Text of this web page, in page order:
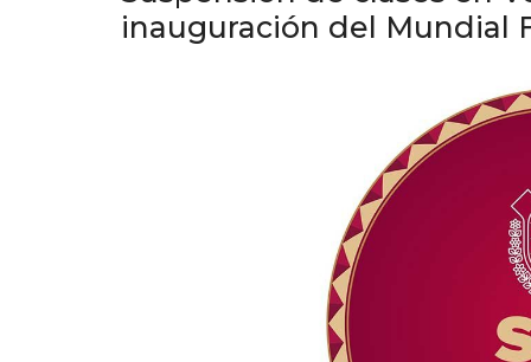
inauguración del Mundial